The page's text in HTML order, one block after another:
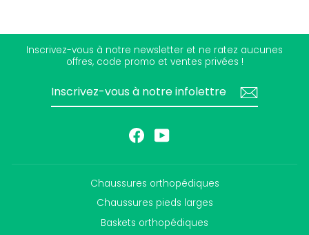
Inscrivez-vous à notre newsletter et ne ratez aucunes
offres, code promo et ventes privées !
FacebookYouTube
Chaussures orthopédiques
Chaussures pieds larges
Baskets orthopédiques